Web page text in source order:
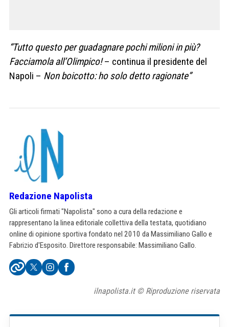
“Tutto questo per guadagnare pochi milioni in più?
Facciamola all’Olimpico!– continua il presidente del
Napoli – Non boicotto: ho solo detto ragionate”
Redazione Napolista
Gli articoli firmati "Napolista" sono a cura della redazione e
rappresentano la linea editoriale collettiva della testata, quotidiano
online di opinione sportiva fondato nel 2010 da Massimiliano Gallo e
Fabrizio d'Esposito. Direttore responsabile: Massimiliano Gallo.
ilnapolista.it © Riproduzione riservata